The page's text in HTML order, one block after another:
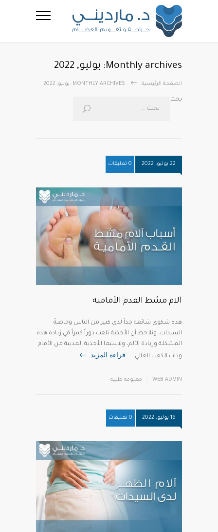
Monthly archives: يوليو, 2022
الصفحة الرئيسية MONTHLY ARCHIVES: يوليو, 2022
بحث
22 يوليو، 2022 0 تعليقات
آلام مشط القدم الأمامية
هذه شكوى شائعة جداً لدى كثير من الناس وخاصةً
السيدات، ونلاحظ أن الأحذية تلعب دوراً كبيراً في زيادة هذه
المشكلة وزيادة الألم، ولاسيما الأحذية المدببة من الأمام
وذات الكعب العالي ….. قراءة المزيد
WEB ADMIN معلومة طبية
16 يوليو، 2022 0 تعليقات